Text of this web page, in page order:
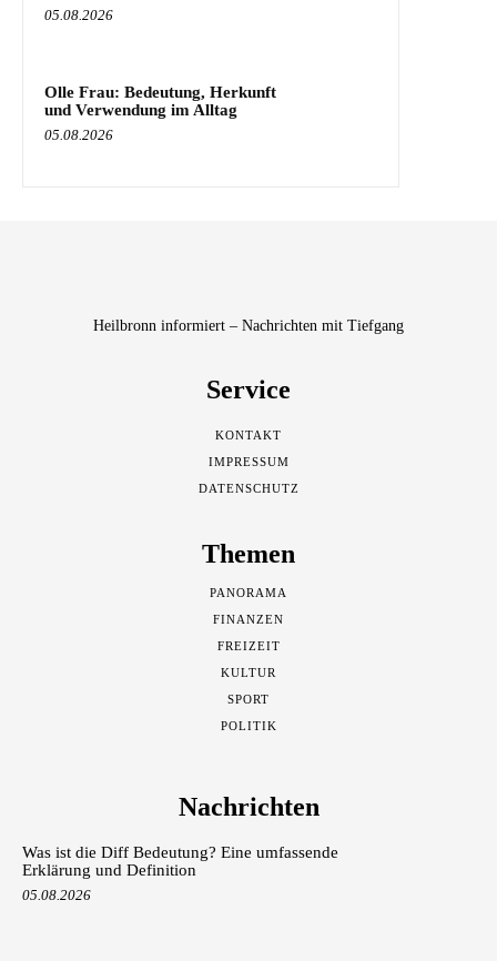
05.08.2026
Olle Frau: Bedeutung, Herkunft
und Verwendung im Alltag
05.08.2026
Heilbronn informiert – Nachrichten mit Tiefgang
Service
KONTAKT
IMPRESSUM
DATENSCHUTZ
Themen
PANORAMA
FINANZEN
FREIZEIT
KULTUR
SPORT
POLITIK
Nachrichten
Was ist die Diff Bedeutung? Eine umfassende
Erklärung und Definition
05.08.2026